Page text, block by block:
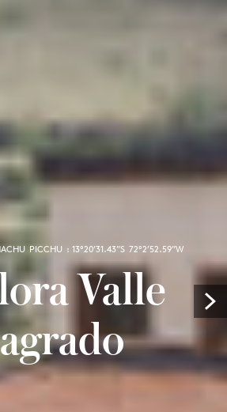
PICCHU : 13º20’31.43”S 72º2’52.59”W
Valle